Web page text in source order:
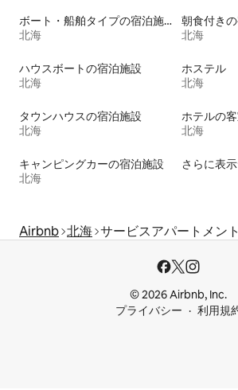
ボート・船舶タイプの宿泊施設
北海
朝食付き
北海
ハウスボートの宿泊施設
北海
ホステル
北海
タウンハウスの宿泊施設
北海
ホテルの
北海
キャンピングカーの宿泊施設
北海
さらに表示
Airbnb 北海 サービスアパートメン
© 2026 Airbnb, Inc.
プライバシー
利用規